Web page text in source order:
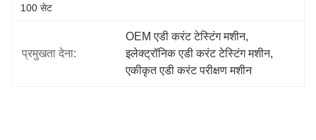
100 सेट
प्रमुखता देना:
OEM एडी करंट टेस्टिंग मशीन,
इलेक्ट्रॉनिक एडी करंट टेस्टिंग मशीन,
एकीकृत एडी करंट परीक्षण मशीन